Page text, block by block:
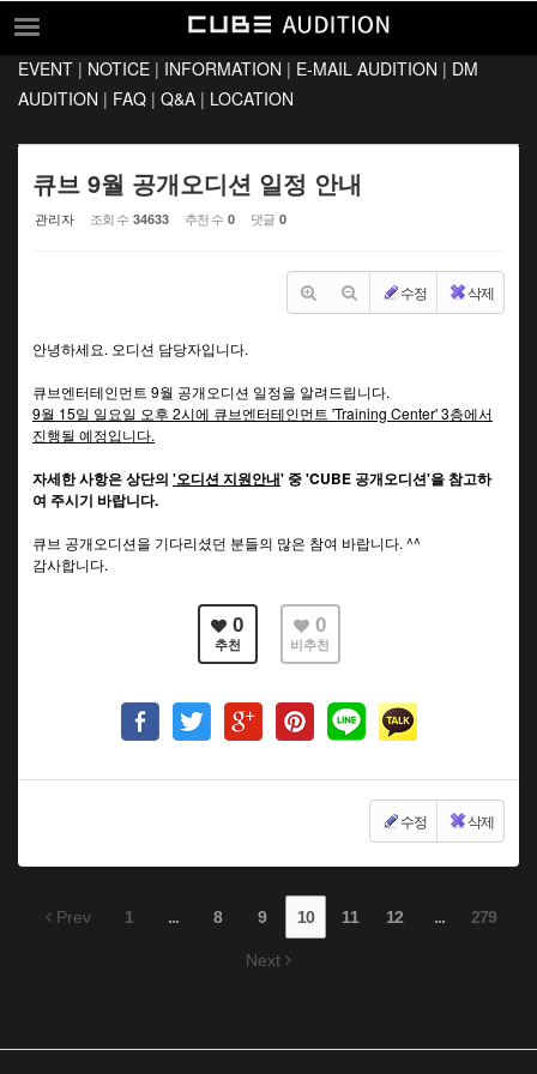
EVENT
INFORMATION
E-MAIL AUDITION
Q&A
LOCATION
EVENT | NOTICE | INFORMATION | E-MAIL AUDITION | DM
AUDITION | FAQ | Q&A | LOCATION
큐브 9월 공개오디션 일정 안내
관리자 조회 수 34633 추천 수 0 댓글 0
수정 삭제
안녕하세요. 오디션 담당자입니다.
큐브엔터테인먼트 9월 공개오디션 일정을 알려드립니다.
9월 15일 일요일 오후 2시에 큐브엔터테인먼트 'Training Center' 3층에서
진행될 예정입니다.
자세한 사항은 상단의 '오디션 지원안내' 중 'CUBE 공개오디션'을 참고하
여 주시기 바랍니다.
큐브 공개오디션을 기다리셨던 분들의 많은 참여 바랍니다. ^^
감사합니다.
0
추천
0
비추천
수정 삭제
Prev 1 ... 8 9 10 11 12 ... 279
Next